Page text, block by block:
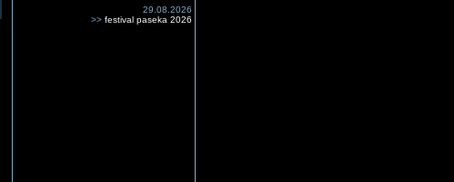
29.08.2026
>> festival paseka 2026